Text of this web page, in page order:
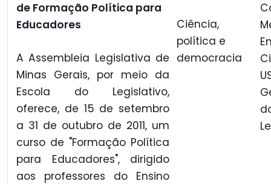
de Formação Política para
Educadores
A Assembleia Legislativa de
Minas Gerais, por meio da
Escola do Legislativo,
oferece, de 15 de setembro
a 31 de outubro de 2011, um
curso de "Formação Política
para Educadores", dirigido
aos professores do Ensino
Ciência,
política e
democracia